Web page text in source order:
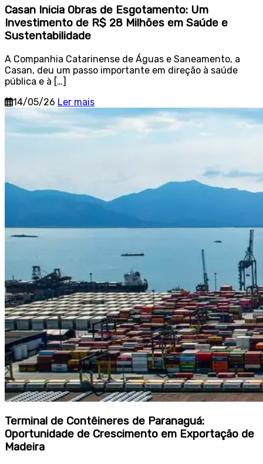
Casan Inicia Obras de Esgotamento: Um
Investimento de R$ 28 Milhões em Saúde e
Sustentabilidade
A Companhia Catarinense de Águas e Saneamento, a
Casan, deu um passo importante em direção à saúde
pública e à […]
14/05/26 Ler mais
Terminal de Contêineres de Paranaguá:
Oportunidade de Crescimento em Exportação de
Madeira